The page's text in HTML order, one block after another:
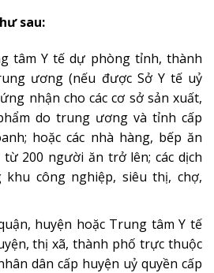
sau:
tâm Y tế dự phòng tỉnh, thành
ương (nếu được Sở Y tế uỷ
nhận cho các cơ sở sản xuất,
do trung ương và tỉnh cấp
hoặc các nhà hàng, bếp ăn
200 người ăn trở lên; các dịch
công nghiệp, siêu thị, chợ,
huyện hoặc Trung tâm Y tế
thị xã, thành phố trực thuộc
dân cấp huyện uỷ quyền cấp